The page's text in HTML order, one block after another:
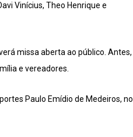
Vinícius, Theo Henrique e
missa aberta ao público. Antes,
e vereadores.
Paulo Emídio de Medeiros, no